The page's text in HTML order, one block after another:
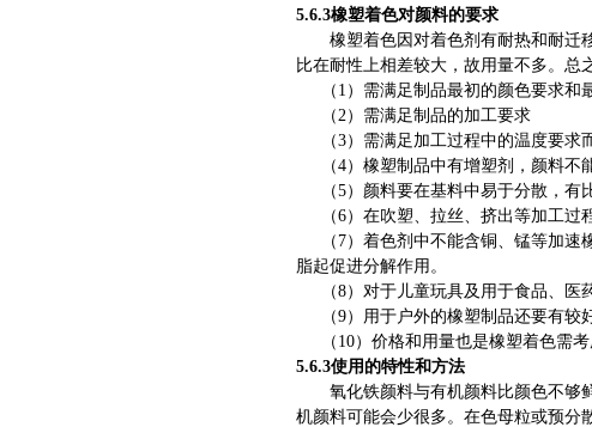
5.6.3橡塑着色对颜料的要求
橡塑着色因对着色剂有耐热和耐迁
比在耐性上相差较大，故用量不多。总
（1）需满足制品最初的颜色要求和
（2）需满足制品的加工要求
（3）需满足加工过程中的温度要
（4）橡塑制品中有增塑剂，颜料不
（5）颜料要在基料中易于分散，有
（6）在吹塑、拉丝、挤出等加工
（7）着色剂中不能含铜、锰等加
脂起促进分解作用。
（8）对于儿童玩具及用于食品、
（9）用于户外的橡塑制品还要有较
（10）价格和用量也是橡塑着色需
5.6.3使用的特性和方法
氧化铁颜料与有机颜料比颜色不够
机颜料可能会少很多。在色母粒或预分